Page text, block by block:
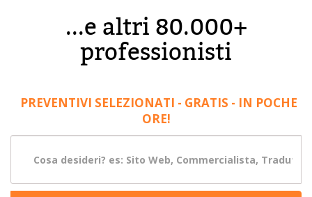
...e altri 80.000+
professionisti
PREVENTIVI SELEZIONATI - GRATIS - IN POCHE
ORE!